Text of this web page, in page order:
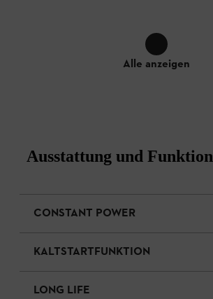
Alle anzeigen
Ausstattung und Funktion
CONSTANT POWER
KALTSTARTFUNKTION
LONG LIFE